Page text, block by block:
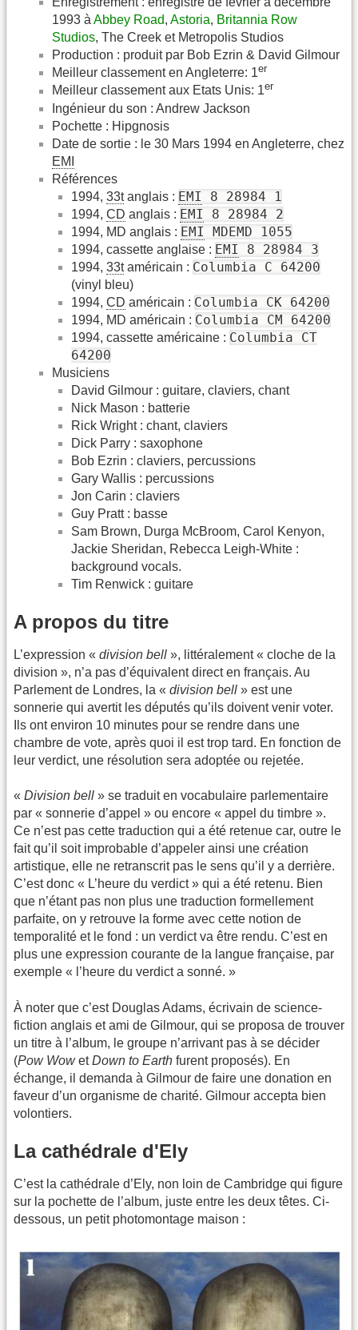
1993 à Abbey Road, Astoria, Britannia Row
Studios, The Creek et Metropolis Studios
Production : produit par Bob Ezrin & David Gilmour
Meilleur classement en Angleterre: 1er
Meilleur classement aux Etats Unis: 1er
Ingénieur du son : Andrew Jackson
Pochette : Hipgnosis
Date de sortie : le 30 Mars 1994 en Angleterre, chez
EMI
Références
1994, 33tanglais : EMI 8 28984 1
1994, CD anglais : EMI 8 28984 2
1994, MD anglais : EMI MDEMD 1055
1994, cassette anglaise : EMI 8 28984 3
1994, 33taméricain : Columbia C 64200
(vinyl bleu)
1994, CD américain : Columbia CK 64200
1994, MD américain : Columbia CM 64200
1994, cassette américaine : Columbia CT
64200
Musiciens
David Gilmour : guitare, claviers, chant
Nick Mason : batterie
Rick Wright : chant, claviers
Dick Parry : saxophone
Bob Ezrin : claviers, percussions
Gary Wallis : percussions
Jon Carin : claviers
Guy Pratt : basse
Sam Brown, Durga McBroom, Carol Kenyon,
Jackie Sheridan, Rebecca Leigh-White :
background vocals.
Tim Renwick : guitare
A propos du titre
L’expression « division bell », littéralement « cloche de la
division », n’a pas d’équivalent direct en français. Au
Parlement de Londres, la « division bell » est une
sonnerie qui avertit les députés qu’ils doivent venir voter.
Ils ont environ 10 minutes pour se rendre dans une
chambre de vote, après quoi il est trop tard. En fonction de
leur verdict, une résolution sera adoptée ou rejetée.
« Division bell » se traduit en vocabulaire parlementaire
par « sonnerie d’appel » ou encore « appel du timbre ».
Ce n’est pas cette traduction qui a été retenue car, outre le
fait qu’il soit improbable d’appeler ainsi une création
artistique, elle ne retranscrit pas le sens qu’il y a derrière.
C’est donc « L’heure du verdict » qui a été retenu. Bien
que n’étant pas non plus une traduction formellement
parfaite, on y retrouve la forme avec cette notion de
temporalité et le fond : un verdict va être rendu. C’est en
plus une expression courante de la langue française, par
exemple « l’heure du verdict a sonné. »
À noter que c’est Douglas Adams, écrivain de science-
fiction anglais et ami de Gilmour, qui se proposa de trouver
un titre à l’album, le groupe n’arrivant pas à se décider
(Pow WowetDown to Earth furent proposés). En
échange, il demanda à Gilmour de faire une donation en
faveur d’un organisme de charité. Gilmour accepta bien
volontiers.
La cathédrale d'Ely
C’est la cathédrale d’Ely, non loin de Cambridge qui figure
sur la pochette de l’album, juste entre les deux têtes. Ci-
dessous, un petit photomontage maison :